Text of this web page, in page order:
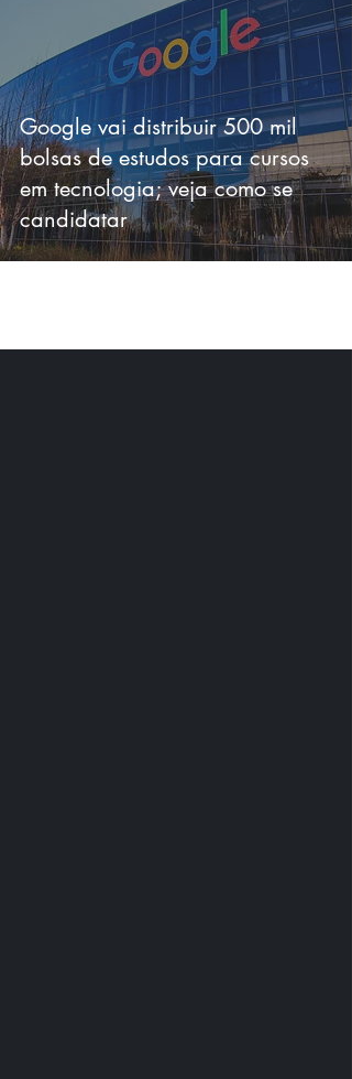
Google vai distribuir 500 mil
bolsas de estudos para cursos
em tecnologia; veja como se
candidatar